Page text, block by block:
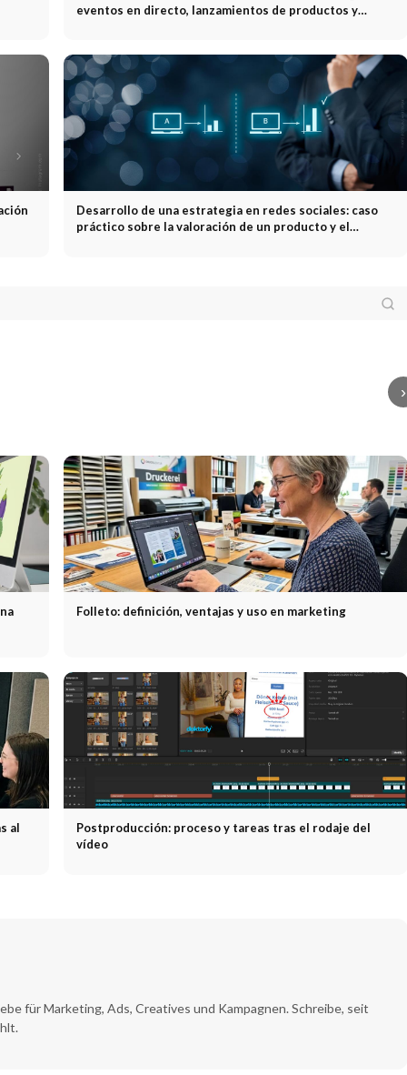
eventos en directo, lanzamientos de productos y
Desarrollo de una estrategia en redes sociales: caso
práctico sobre la valoración de un producto y el
›
Folleto: definición, ventajas y uso en marketing
al
Postproducción: proceso y tareas tras el rodaje del
vídeo
für Marketing, Ads, Creatives und Kampagnen. Schreibe, seit